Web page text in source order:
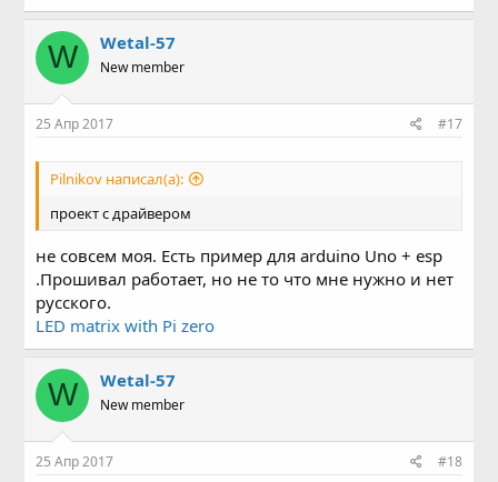
W Wetal-57
New member
25 Апр 2017 #17
Pilnikov написал(а):
проект с драйвером
не совсем моя. Есть пример для arduino Uno + esp
.Прошивал работает, но не то что мне нужно и нет
русского.
LED matrix with Pi zero
W Wetal-57
New member
25 Апр 2017 #18